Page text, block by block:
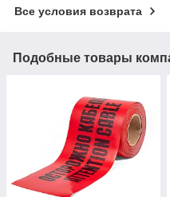
Все условия возврата
Подобные товары